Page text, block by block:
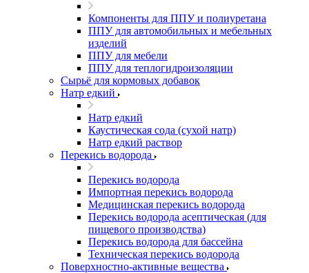
Компоненты для ППУ и полиуретана
ППУ для автомобильных и мебельных
изделий
ППУ для мебели
ППУ для теплогидроизоляции
Сырьё для кормовых добавок
Натр едкий
Натр едкий
Каустическая сода (сухой натр)
Натр едкий раствор
Перекись водорода
Перекись водорода
Импортная перекись водорода
Медицинская перекись водорода
Перекись водорода асептическая (для
пищевого производства)
Перекись водорода для бассейна
Техническая перекись водорода
Поверхностно-активные вещества